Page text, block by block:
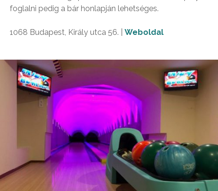
foglalni pedig a bár honlapján lehetséges.
1068 Budapest, Király utca 56. | Weboldal